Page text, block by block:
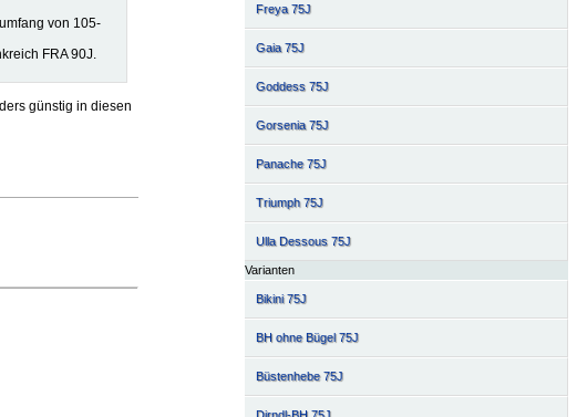
Freya 75J
Gaia 75J
Goddess 75J
Gorsenia 75J
Panache 75J
Triumph 75J
Ulla Dessous 75J
Varianten
Bikini 75J
BH ohne Bügel 75J
Büstenhebe 75J
von 105-
FRA 90J.
günstig in diesen